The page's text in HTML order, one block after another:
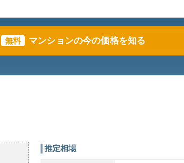
無料 マンションの今の価格を知る
推定相場